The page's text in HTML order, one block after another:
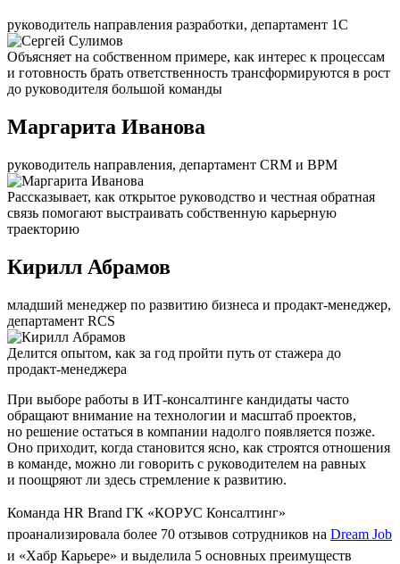
руководитель направления разработки, департамент 1С
Объясняет на собственном примере, как интерес к процессам
и готовность брать ответственность трансформируются в рост
до руководителя большой команды
Маргарита Иванова
руководитель направления, департамент CRM и BPM
Рассказывает, как открытое руководство и честная обратная
связь помогают выстраивать собственную карьерную
траекторию
Кирилл Абрамов
младший менеджер по развитию бизнеса и продакт-менеджер,
департамент RCS
Делится опытом, как за год пройти путь от стажера до
продакт-менеджера
При выборе работы в ИТ-консалтинге кандидаты часто
обращают внимание на технологии и масштаб проектов,
но решение остаться в компании надолго появляется позже.
Оно приходит, когда становится ясно, как строятся отношения
в команде, можно ли говорить с руководителем на равных
и поощряют ли здесь стремление к развитию.
Команда HR Brand ГК «КОРУС Консалтинг»
проанализировала более 70 отзывов сотрудников на Dream Job
и «Хабр Карьере» и выделила 5 основных преимуществ